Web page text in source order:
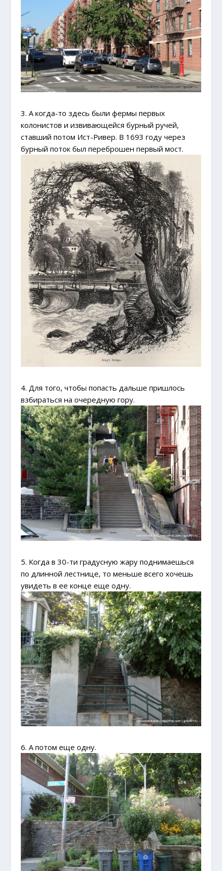
3. А когда-то здесь были фермы первых
колонистов и извивающейся бурный ручей,
ставший потом Ист-Ривер. В 1693 году через
бурный поток был переброшен первый мост.
4. Для того, чтобы попасть дальше пришлось
взбираться на очередную гору.
5. Когда в 30-ти градусную жару поднимаешься
по длинной лестнице, то меньше всего хочешь
увидеть в ее конце еще одну.
6. А потом еще одну.